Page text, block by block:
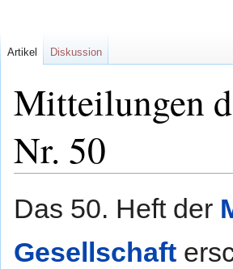
Mitteilungen
Nr. 50
Navigation
Suche
Das 50. Heft der
Gesellschaft
Artikel Diskussion